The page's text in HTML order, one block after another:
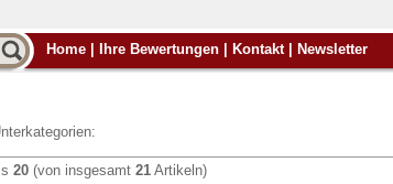
Alle Lieferungen, auch ins Ausland, werden
von uns voll versichert. Sie habenkein Risiko
Absolute Zuverlässigkeit:
Banknoten
Home Ihre Bewertungen Kontakt Newsletter
20 (von insgesamt 21 Artikeln)